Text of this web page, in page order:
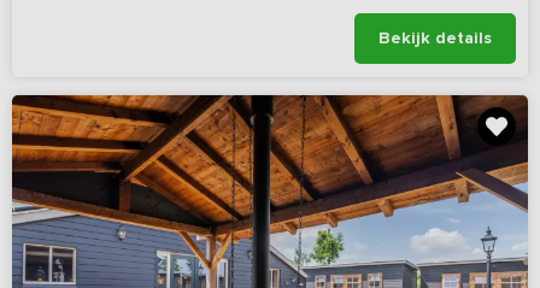
Bekijk details